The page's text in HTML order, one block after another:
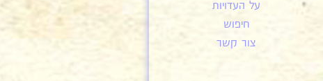
על העדויות
חיפוש
צור קשר